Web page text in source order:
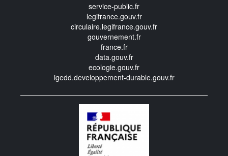
service-public.fr
legifrance.gouv.fr
circulaire.legifrance.gouv.fr
gouvernement.fr
france.fr
data.gouv.fr
ecologie.gouv.fr
igedd.developpement-durable.gouv.fr